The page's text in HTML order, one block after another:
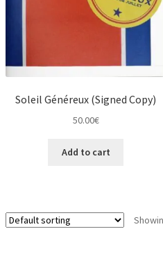
Soleil Généreux (Signed Copy)
50.00€
Add to cart